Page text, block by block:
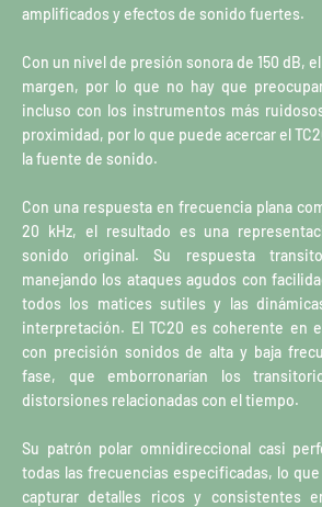
amplificados y efectos de sonido fuertes.
Con un nivel de presión sonora de 150 dB,
margen, por lo que no hay que
incluso con los instrumentos más
proximidad, por lo que puede acercar el
la fuente de sonido.
Con una respuesta en frecuencia plana
20 kHz, el resultado es una
sonido original. Su respuesta
manejando los ataques agudos con
todos los matices sutiles y las
interpretación. El TC20 es coherente en
con precisión sonidos de alta y baja
fase, que emborronarían los
distorsiones relacionadas con el tiempo.
Su patrón polar omnidireccional casi
todas las frecuencias especificadas, lo
capturar detalles ricos y consistentes